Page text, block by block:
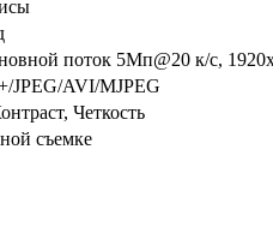
поток 5Мп@20 к/с,
JPEG/AVI/MJPEG
Четкость
съемке